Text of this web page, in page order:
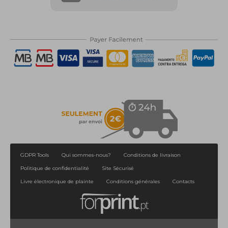
GDPR Tools Qui sommes-nous?
Conditions de livraison
Politique de confidentialité
Site Sécurisé
Livre électronique de plainte
Conditions générales Contacts